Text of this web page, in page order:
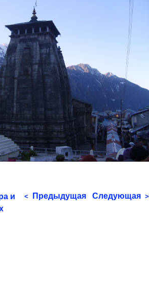
и
< Предыдущая Следующая >